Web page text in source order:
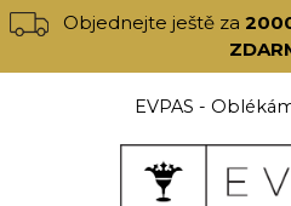
Objednejte ještě za
EVPAS -